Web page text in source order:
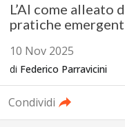
L’AI come alleato
pratiche
10 Nov 2025
di Federico Parravicini
Condividi